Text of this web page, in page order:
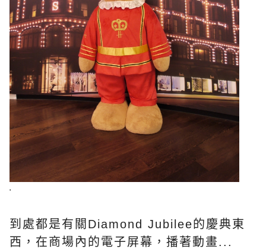
'
到處都是有關Diamond Jubilee的慶典東
西，在商場內的電子屏幕，播著動畫...